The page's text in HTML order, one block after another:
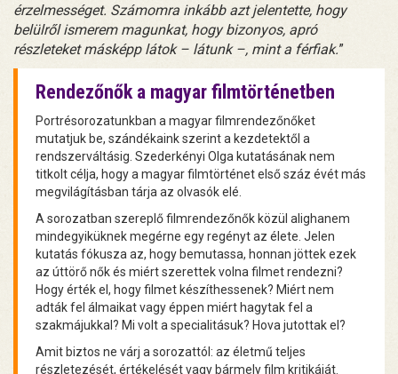
érzelmességet. Számomra inkább azt jelentette, hogy
belülről ismerem magunkat, hogy bizonyos, apró
részleteket másképp látok – látunk –, mint a férfiak.”
Rendezőnők a magyar filmtörténetben
Portrésorozatunkban a magyar filmrendezőnőket
mutatjuk be, szándékaink szerint a kezdetektől a
rendszerváltásig. Szederkényi Olga kutatásának nem
titkolt célja, hogy a magyar filmtörténet első száz évét más
megvilágításban tárja az olvasók elé.
A sorozatban szereplő filmrendezőnők közül alighanem
mindegyiküknek megérne egy regényt az élete. Jelen
kutatás fókusza az, hogy bemutassa, honnan jöttek ezek
az úttörő nők és miért szerettek volna filmet rendezni?
Hogy érték el, hogy filmet készíthessenek? Miért nem
adták fel álmaikat vagy éppen miért hagytak fel a
szakmájukkal? Mi volt a specialitásuk? Hova jutottak el?
Amit biztos ne várj a sorozattól: az életmű teljes
részletezését, értékelését vagy bármely film kritikáját.